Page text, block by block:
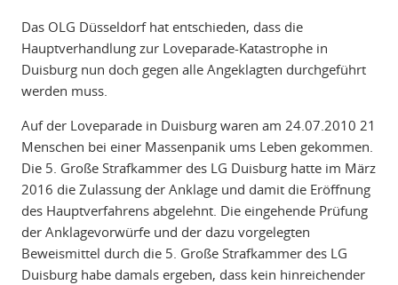
Das OLG Düsseldorf hat entschieden, dass die
Hauptverhandlung zur Loveparade-Katastrophe in
Duisburg nun doch gegen alle Angeklagten durchgeführt
werden muss.
Auf der Loveparade in Duisburg waren am 24.07.2010 21
Menschen bei einer Massenpanik ums Leben gekommen.
Die 5. Große Strafkammer des LG Duisburg hatte im März
2016 die Zulassung der Anklage und damit die Eröffnung
des Hauptverfahrens abgelehnt. Die eingehende Prüfung
der Anklagevorwürfe und der dazu vorgelegten
Beweismittel durch die 5. Große Strafkammer des LG
Duisburg habe damals ergeben, dass kein hinreichender